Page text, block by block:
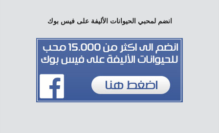
انضم لمحبي الحيوانات الأليفة على فيس بوك